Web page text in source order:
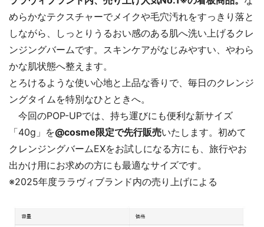
めらかなテクスチャーでメイクや毛穴汚れをすっきり落と
しながら、しっとりうるおい感のある肌へ洗い上げるクレ
ンジングバームです。スキンケアがなじみやすい、やわら
かな肌状態へ整えます。
とろけるような使い心地と上品な香りで、毎日のクレンジ
ングタイムを特別なひとときへ。
今回のPOP-UPでは、持ち運びにも便利な新サイズ
「40g」を@cosme限定で先行販売いたします。初めて
クレンジングバームEXをお試しになる方にも、旅行やお
出かけ用にお求めの方にも最適なサイズです。
※2025年度ララヴィブランド内の売り上げによる